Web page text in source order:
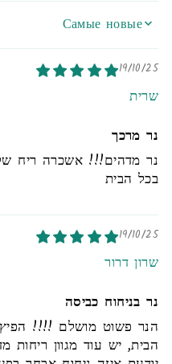
SORT BY
19/10/25
שרית
נר מרכך
נר מדהים!!! אשכרה ריח
בכל הבית
19/10/25
שרון דרור
נר בניחוח כביסה
הנר פשוט מושלם !!!!
הבית, יש עוד מגוון ריחות